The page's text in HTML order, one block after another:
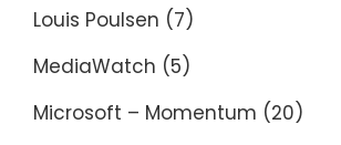
Louis Poulsen (7)
MediaWatch (5)
Microsoft – Momentum (20)